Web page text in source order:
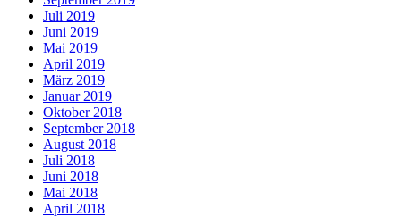
Juli 2019
Juni 2019
Mai 2019
April 2019
März 2019
Januar 2019
Oktober 2018
September 2018
August 2018
Juli 2018
Juni 2018
Mai 2018
April 2018